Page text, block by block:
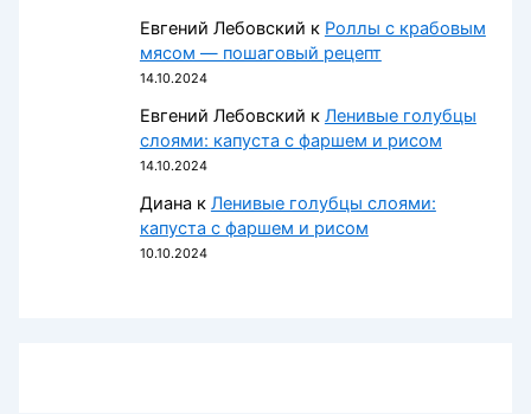
Евгений Лебовский к Роллы с крабовым
мясом — пошаговый рецепт
14.10.2024
Евгений Лебовский к Ленивые голубцы
слоями: капуста с фаршем и рисом
14.10.2024
Диана к Ленивые голубцы слоями:
капуста с фаршем и рисом
10.10.2024